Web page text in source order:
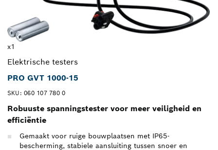
x1
Elektrische testers
PRO GVT 1000-15
SKU: 060 107 780 0
Robuuste spanningstester voor meer veiligheid en
efficiëntie
Gemaakt voor ruige bouwplaatsen met IP65-
bescherming, stabiele aansluiting tussen snoer en